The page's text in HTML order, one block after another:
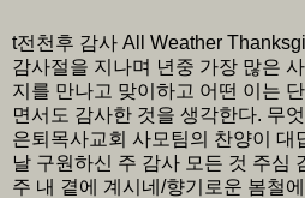
t전천후 감사 All Weather
감사절을 지나며 년중 가장 많은
지를 만나고 맞이하고 어떤 이는
면서도 감사한 것을 생각한다. 무
은퇴목사교회 사모팀의 찬양이 대
날 구원하신 주 감사 모든 것 주심
주 내 곁에 계시네/향기로운 봄철